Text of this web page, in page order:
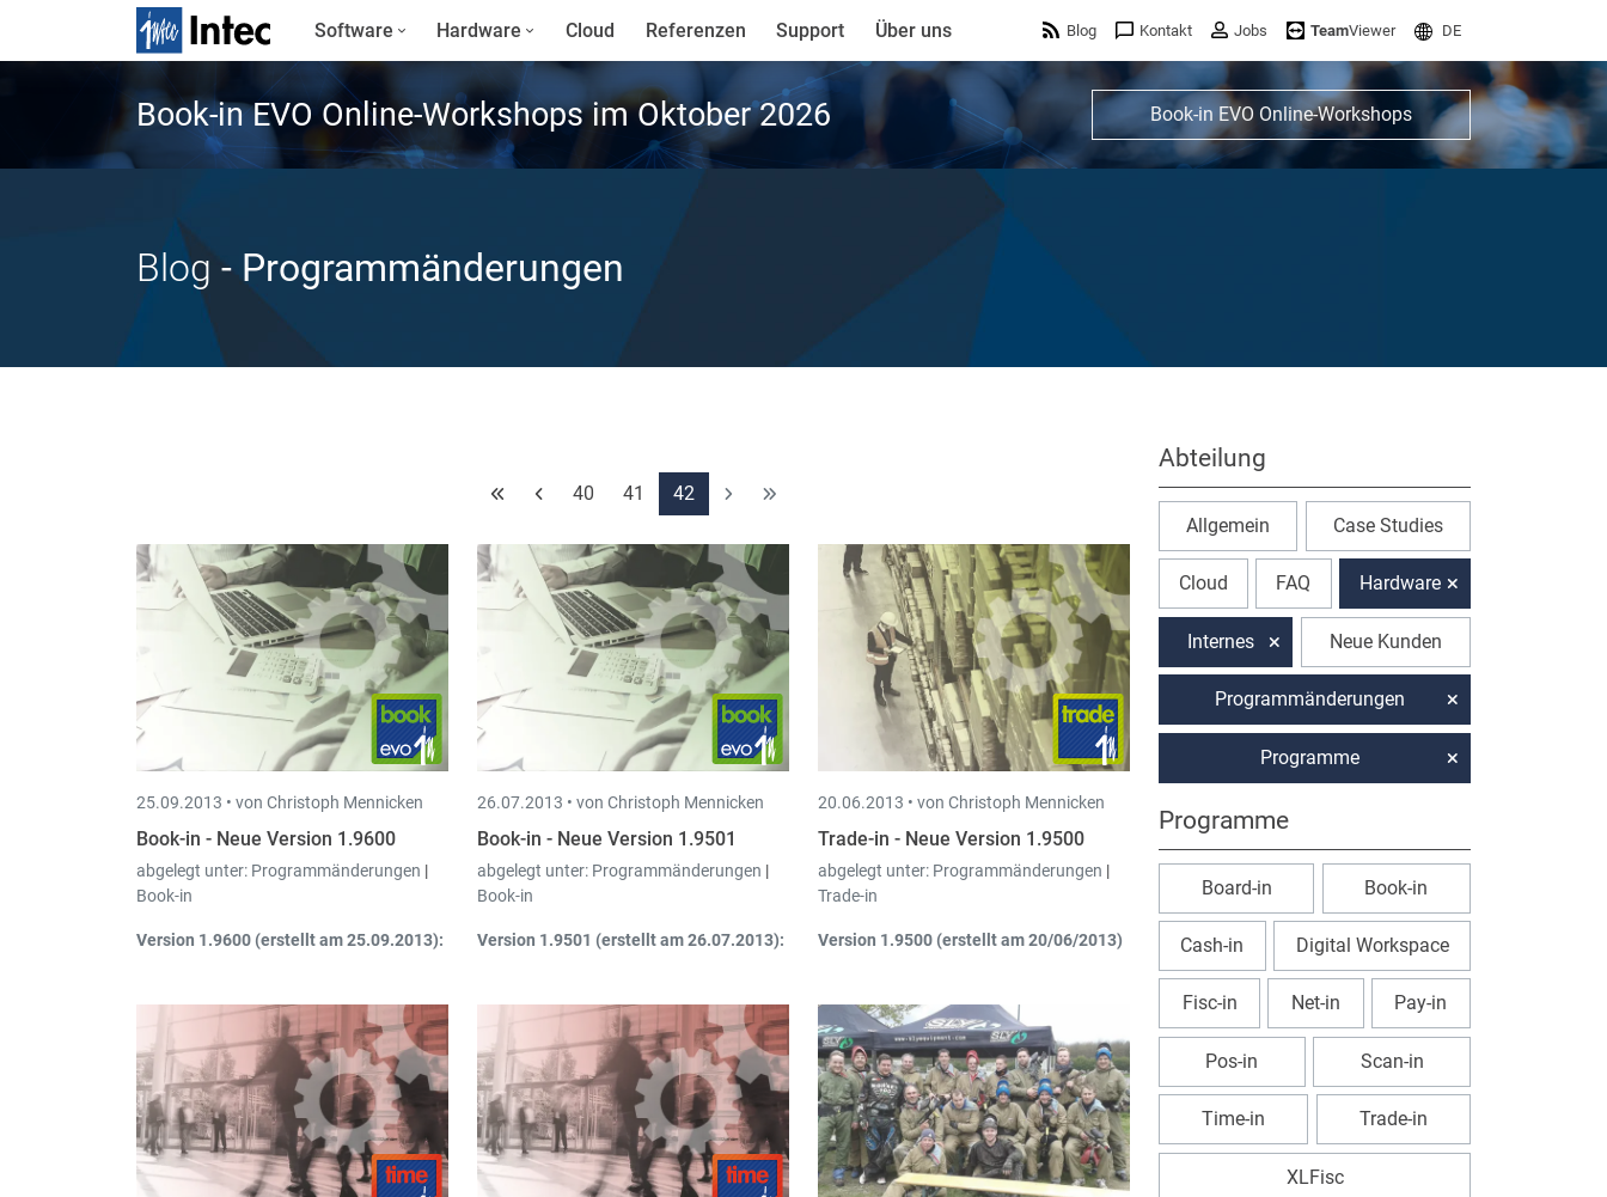
Software Hardware Cloud Referenzen Support Über uns Blog Kontakt Jobs TeamViewer DE
Book-in EVO Online-Workshops im Oktober 2026 Book-in EVO Online-Workshops
Blog - Programmänderungen
40 41 42
25.09.2013 • von Christoph Mennicken
Book-in - Neue Version 1.9600
abgelegt unter: Programmänderungen |
Book-in
Version 1.9600 (erstellt am 25.09.2013):
neuen BankformatenSEPA.
Die bisherigen
Domizilierungsnummern müssen in
neue Mandate umgewandelt
werden. Die nötige Datei erhalten Sie
bei Ihrer Bank. Intec kann Ihnen bei
der Umwandlung behilflichsein.
26.07.2013 • von Christoph Mennicken
Book-in - Neue Version 1.9501
abgelegt unter: Programmänderungen |
Book-in
Version 1.9501 (erstellt am 26.07.2013):
an den Mail-Ausdruck zu hängen
20.06.2013 • von Christoph Mennicken
Trade-in - Neue Version 1.9500
abgelegt unter: Programmänderungen |
Trade-in
Version 1.9500 (erstellt am 20/06/2013)
Sammelfakturation pro Kundenkarte
ermöglicht.
Abteilung
Allgemein Case Studies
Cloud FAQ Hardware
Internes Neue Kunden
Programmänderungen
Programme
Programme
Board-in Book-in
Cash-in Digital Workspace
Fisc-in Net-in Pay-in
Pos-in Scan-in
Time-in Trade-in
XLFisc